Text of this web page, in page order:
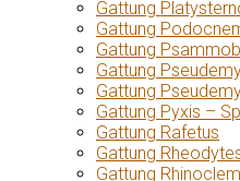
Gattung
Gattung
Gattung
Gattung
Gattung
Gattung Pyxis –
Gattung Rafetus
Gattung
Gattung